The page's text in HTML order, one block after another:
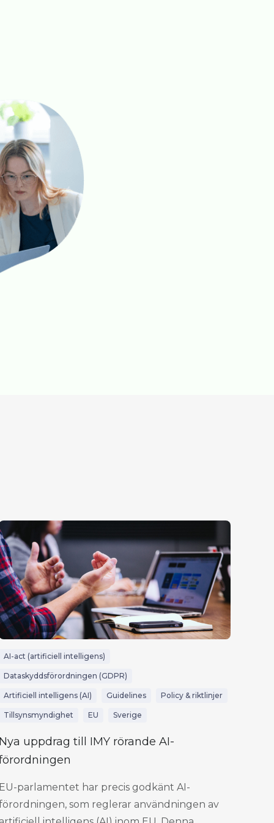
AI-act (artificiell intelligens)
Dataskyddsförordningen (GDPR)
Artificiell intelligens (AI) Guidelines Policy & riktlinjer
Tillsynsmyndighet EU Sverige
uppdrag till IMY rörande AI-
parlamentet har precis godkänt AI-
som reglerar användningen av